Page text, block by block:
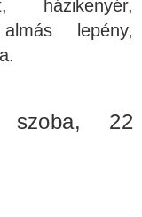
házikenyér,
lepény,
22